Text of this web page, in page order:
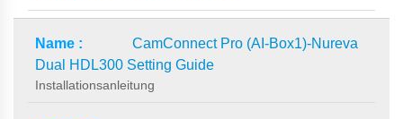
CamConnect Pro (AI-Box1)-Nureva
Dual HDL300 Setting Guide
Installationsanleitung